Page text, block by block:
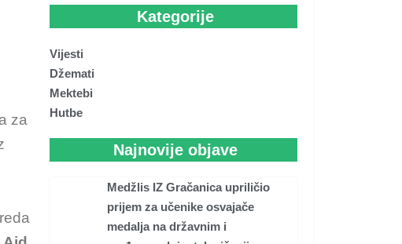
za
Kategorije
Vijesti
Džemati
Mektebi
Hutbe
Najnovije objave
Medžlis IZ Gračanica upriličio
prijem za učenike osvajače
medalja na državnim i